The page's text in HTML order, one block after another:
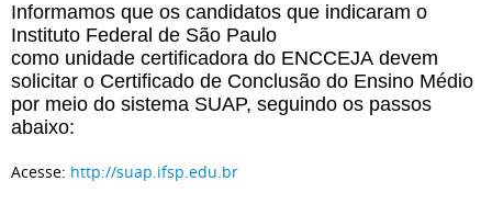
Informamos que os candidatos que indicaram o
Instituto Federal de São Paulo
como unidade certificadora do ENCCEJA devem
solicitar o Certificado de Conclusão do Ensino Médio
por meio do sistema SUAP, seguindo os passos
abaixo:
Acesse: http://suap.ifsp.edu.br